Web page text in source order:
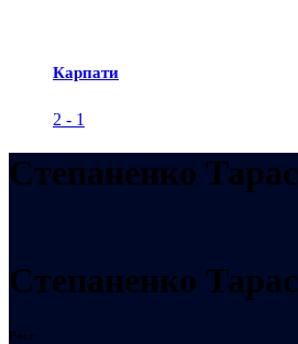
Карпати
2 - 1
Степаненко Тарас
Степаненко Тарас
Рост: